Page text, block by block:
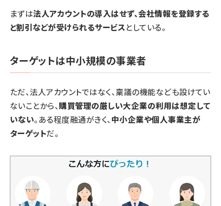
まずは法人アカウントの導入はせず、会社情報を登録する
と割引などが受けられるサービスとしている。
ターゲットは中小規模の事業者
ただ、法人アカウントではなく、稟議の機能なども設けてい
ないことから、購買管理の厳しい大企業の利用は想定して
いない。ある程度融通がきく、 中小企業や個人事業主が
ターゲットだ。